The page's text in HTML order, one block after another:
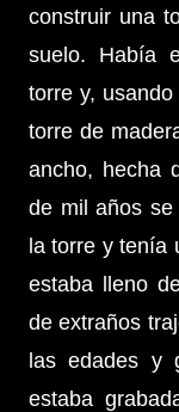
construir una
suelo. Había
torre y,
torre de
ancho, hecha
de mil años
la torre y tenía
estaba lleno
de extraños
las edades y
estaba